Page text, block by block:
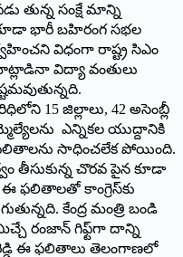
తున్న సంక్షే మాన్ని
భారీ బహిరంగ సభల
విధంగా రాష్ట్ర సిఎం
విద్యా వంతులు
15 జిల్లాలు, 42 అసెంబ్లీ
ఎన్నికల యుద్దానికి
‌ఫలితాలను సాధించలేక పోయింది.
తీసుకున్న చొరవ పైన కూడా
ఈ ఫలితాలతో కాంగ్రెస్‌కు
కేంద్ర మంత్రి బండి
రంజాన్‌ ‌గిఫ్ట్‌గా దాన్ని
ఈ ఫలితాలు తెలంగాణలో